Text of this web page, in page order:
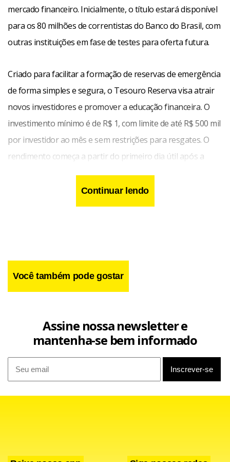
mercado financeiro. Inicialmente, o título estará disponível
para os 80 milhões de correntistas do Banco do Brasil, com
outras instituições em fase de testes para oferta futura.
Criado para facilitar a formação de reservas de emergência
de forma simples e segura, o Tesouro Reserva visa atrair
novos investidores e promover a educação financeira. O
investimento mínimo é de R$ 1, com limite de até R$ 500 mil
por investidor ao mês e sem restrições para resgates. O
rendimento começa a partir do primeiro dia útil após a
“O Tesouro Reserva nasce para atender uma demanda
Continuar lendo
Você também pode gostar
Assine nossa newsletter e
mantenha-se bem informado